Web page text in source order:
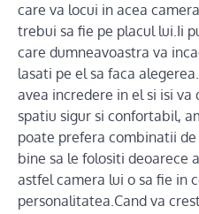
care va locui in acea
trebui sa fie pe placul lui.Ii
care dumneavoastra va
lasati pe el sa faca
avea incredere in el si isi
spatiu sigur si confortabil,
poate prefera combinatii
bine sa le folositi deoarece
astfel camera lui o sa fie in
personalitatea.Cand va